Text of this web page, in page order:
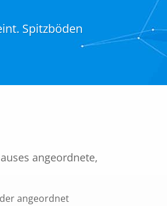
Spitzböden
angeordnete,
angeordnet